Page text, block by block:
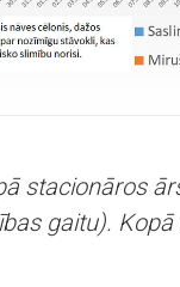
stacionāros
gaitu).